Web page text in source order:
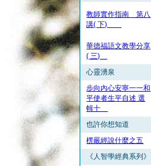
教師實作指南 第八
講( 下)
華德福語文教學分享
( 三)
心靈湧泉
步向內心安寧一一和
平使者生平自述 選
輯十
也許你想知道
楞嚴經說什麼之五
《人智學經典系列》